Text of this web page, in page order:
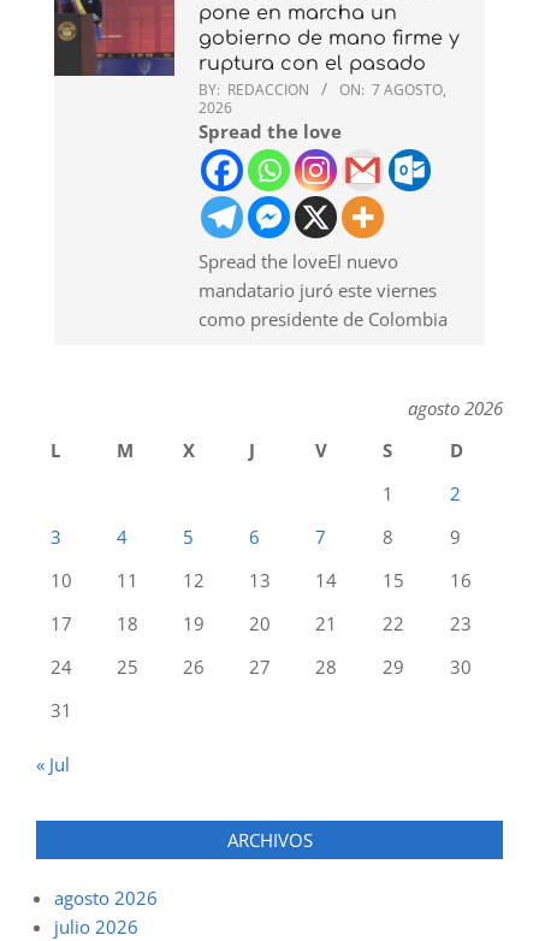
pone en marcha un
gobierno de mano firme y
ruptura con el pasado
BY: REDACCION ON: 7 AGOSTO,
2026
Spread the love
Spread the loveEl nuevo
mandatario juró este viernes
como presidente de Colombia
agosto 2026
L
M X J V S
D
1
2
3
4 5 6 7 8
9
10
11 12 13 14 15
16
17
18 19 20 21 22
23
24
25 26 27 28 29
30
31
« Jul
ARCHIVOS
agosto 2026
julio 2026